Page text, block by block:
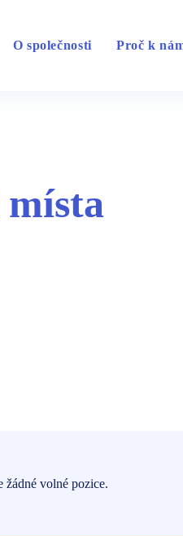
O společnosti Proč k
žádné volné pozice.